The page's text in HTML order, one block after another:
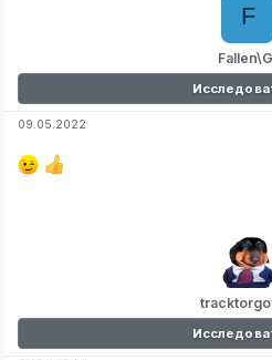
F
09.05.2022